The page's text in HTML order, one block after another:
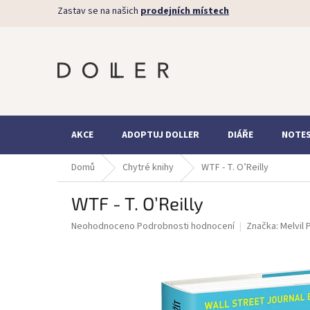
Zastav se na našich prodejních místech
AKCE ADOPTUJ DOLLER DIÁŘE
Domů Chytré knihy WTF - T. O’Reilly
WTF - T. O’Reilly
Průměrné
Neohodnoceno Podrobnosti hodnocení Značka: Melvil